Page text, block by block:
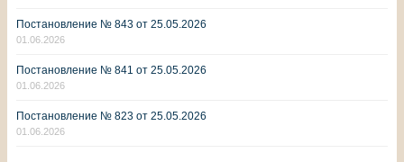
Постановление № 843 от 25.05.2026
01.06.2026
Постановление № 841 от 25.05.2026
01.06.2026
Постановление № 823 от 25.05.2026
01.06.2026